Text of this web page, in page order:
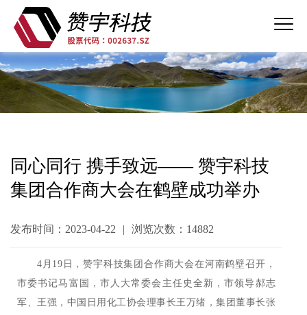
同心同行 携手致远—— 赞宇科技
集团合作商大会在鹤壁成功举办
发布时间：2023-04-22 | 浏览次数：14882
4月19日，赞宇科技集团合作商大会在河南鹤壁召开，
市委书记马富国，市人大常委会主任史全新，市领导郝志
军、王强，中国日用化工协会理事长王万绪，集团董事长张